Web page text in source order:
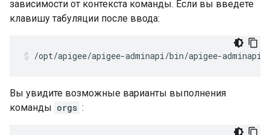
зависимости от контекста команды. Если вы введете
клавишу табуляции после ввода:
/opt/apigee/apigee-adminapi/bin/apigee-
Вы увидите возможные варианты выполнения
команды orgs :